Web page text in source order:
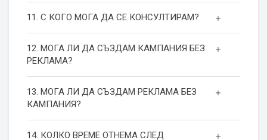
11. С КОГО МОГА ДА СЕ КОНСУЛТИРАМ?
12. МОГА ЛИ ДА СЪЗДАМ КАМПАНИЯ БЕЗ
РЕКЛАМА?
13. МОГА ЛИ ДА СЪЗДАМ РЕКЛАМА БЕЗ
КАМПАНИЯ?
14. КОЛКО ВРЕМЕ ОТНЕМА СЛЕД